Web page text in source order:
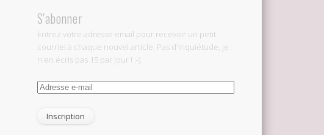
S'abonner
Entrez votre adresse email pour recevoir un petit
courriel à chaque nouvel article. Pas d'inquiétude, je
n'en écris pas 15 par jour ! :-)
Adresse
mail